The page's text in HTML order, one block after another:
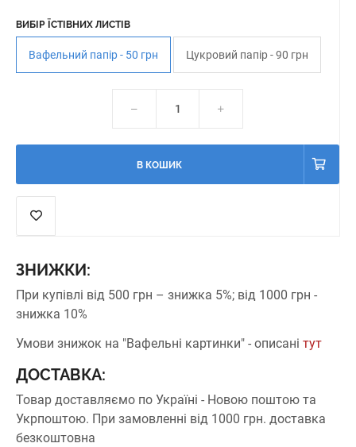
ВИБІР ЇСТІВНИХ ЛИСТІВ
Вафельний папір - 50 грн Цукровий папір - 90 грн
В КОШИК
ЗНИЖКИ:
При купівлі від 500 грн – знижка 5%; від 1000 грн -
знижка 10%
Умови знижок на "Вафельні картинки" - описані тут
ДОСТАВКА:
Товар доставляємо по Україні - Новою поштою та
Укрпоштою. При замовленні від 1000 грн. доставка
безкоштовна